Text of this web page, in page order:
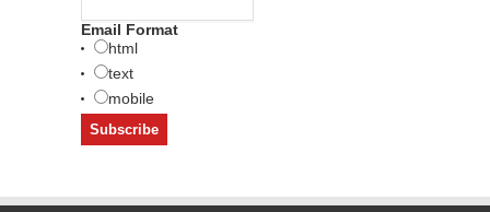
Email Format
html
text
mobile